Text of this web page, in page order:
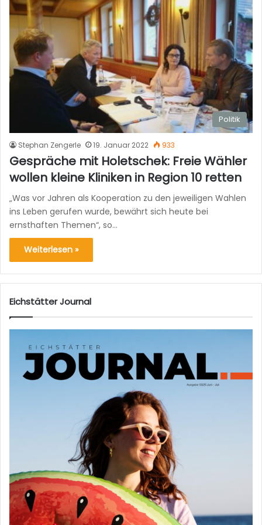
Politik
Stephan Zengerle 19. Januar 2022 933
Gespräche mit Holetschek: Freie Wähler
wollen kleine Kliniken in Region 10 retten
„Was vor Jahren als Kooperation zu den jeweiligen Wahlen
ins Leben gerufen wurde, bewährt sich heute bei
ernsthaften Themen“, so…
Weiterlesen »
Eichstätter Journal